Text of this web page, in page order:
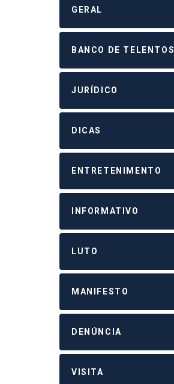
GERAL
BANCO DE TELENTOS
JURÍDICO
DICAS
ENTRETENIMENTO
INFORMATIVO
LUTO
MANIFESTO
DENÚNCIA
VISITA